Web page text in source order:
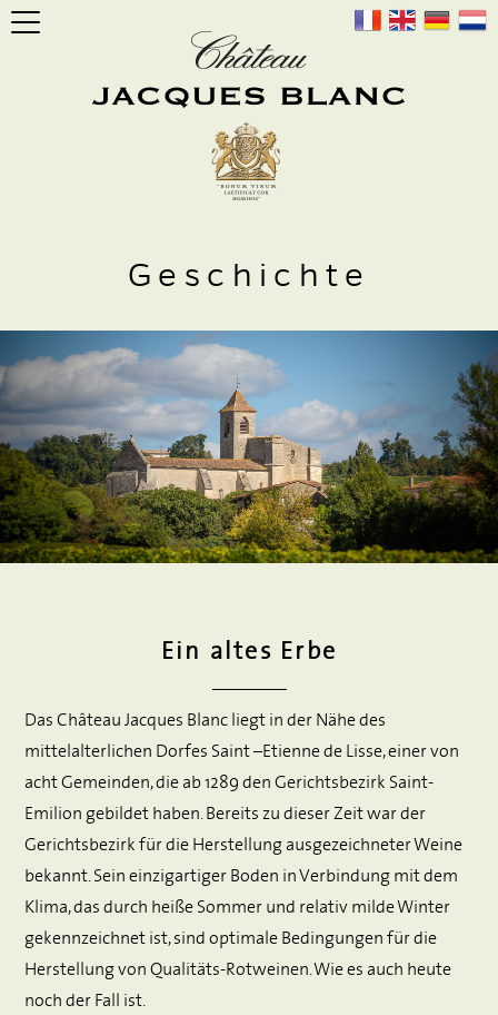
Geschichte
Ein altes Erbe
Das Château Jacques Blanc liegt in der Nähe des
mittelalterlichen Dorfes Saint –Etienne de Lisse, einer von
acht Gemeinden, die ab 1289 den Gerichtsbezirk Saint-
Emilion gebildet haben. Bereits zu dieser Zeit war der
Gerichtsbezirk für die Herstellung ausgezeichneter Weine
bekannt. Sein einzigartiger Boden in Verbindung mit dem
Klima, das durch heiße Sommer und relativ milde Winter
gekennzeichnet ist, sind optimale Bedingungen für die
Herstellung von Qualitäts-Rotweinen. Wie es auch heute
noch der Fall ist.